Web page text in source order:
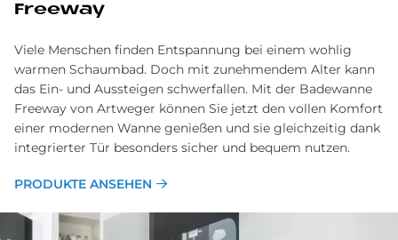
Free­way
Viele Menschen finden Entspannung bei einem wohlig
warmen Schaumbad. Doch mit zunehmendem Alter kann
das Ein- und Aussteigen schwerfallen. Mit der Badewanne
Freeway von Artweger können Sie jetzt den vollen Komfort
einer modernen Wanne genießen und sie gleichzeitig dank
integrierter Tür besonders sicher und bequem nutzen.
PRODUKTE ANSEHEN